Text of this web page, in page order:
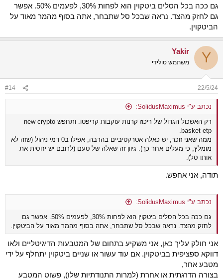
גם ככה בכל הסלים ביטקוין הוא לפחות 30%, לפעמים 50%. אפשר
גם לחזק מהצד. נראה שבכל סל שתבחר, אתה בסוף מהמר מאוד על
הביטקוין.
Y
Yakir
משתמש סולידי
22/5/24
#14
נכתב ע"י SolidusMaximus:
רק האשכול הגדול של ריכוז קרנות עוקבות קריפטו. ותחפש new crypto
basket etp.
ממה שאני זוכר, יש כאלה אטרקטיביים בהרבה, אפילו ב0 דמי ניהול (שזה לא
מומלץ, כי מעלים אחר כך). גיוון זה שאלה של טעם (לרובם יש יחסית את
אותו סל).
תודה, אני אחפש.
נכתב ע"י SolidusMaximus:
גם ככה בכל הסלים ביטקוין הוא לפחות 30%, לפעמים 50%. אפשר גם
לחזק מהצד. נראה שבכל סל שתבחר, אתה בסוף מהמר מאוד על הביטקוין.
אני חולק עליך כאן, אני משקיע בתחום של המטבעות הדיגיטליים ולאו
דווקא ספציפית בביטקוין. אם עוד עשור או שניים ביטקוין יתחלף על ידי
מטבע אחר,
בצורה הדרגתית או אחרת (למרות התנודתיות שלו), פשוט המטבע